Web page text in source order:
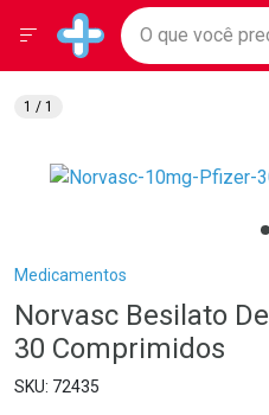
DrogariasBaixe nosso APP e
Ir direto para a home
pela página
Ir direto para o conteúdo
Ir direto para a busca
Ir direto para a conta
Ir direto para a notificações
Ir direto para o carrinho
Faça a sua busca
O que você
Menu
Breadcrumb
Medicamentos
Norvasc Besilato
30 Comprimidos
72435
1 / 1